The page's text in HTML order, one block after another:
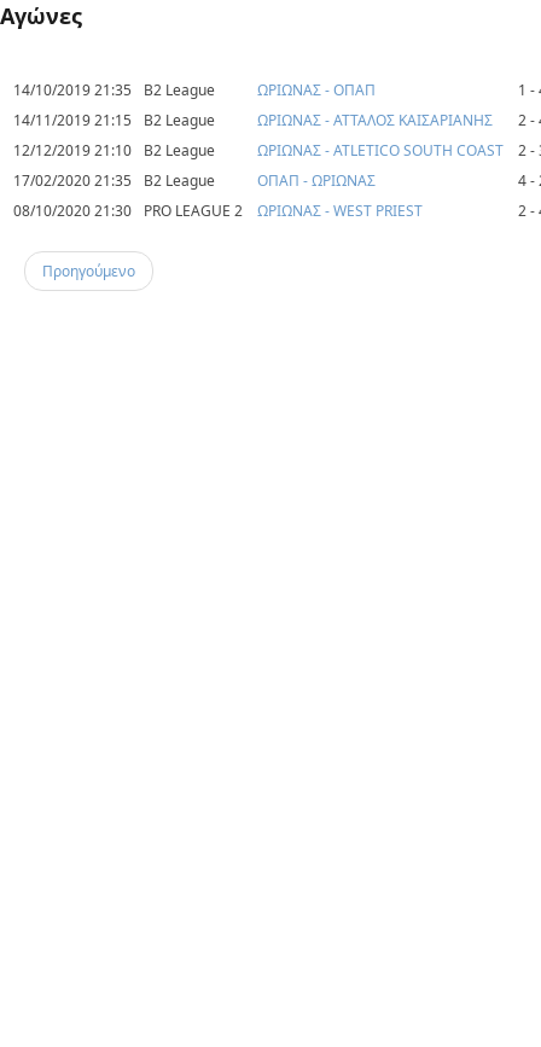
Αγώνες
14/10/2019 21:35 B2 League ΩΡΙΩΝΑΣ - ΟΠΑΠ
1 -
14/11/2019 21:15
B2 League ΩΡΙΩΝΑΣ - ΑΤΤΑΛΟΣ ΚΑΙΣΑΡΙΑΝΗΣ
2 -
12/12/2019 21:10
B2 League ΩΡΙΩΝΑΣ - ATLETICO SOUTH COAST
2 -
17/02/2020 21:35
B2 League ΟΠΑΠ - ΩΡΙΩΝΑΣ
4 -
08/10/2020 21:30
PRO LEAGUE 2 ΩΡΙΩΝΑΣ - WEST PRIEST 2 -
Προηγούμενο